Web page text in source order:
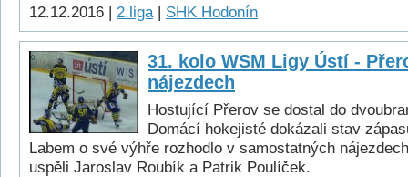
12.12.2016 | 2.liga| SHK Hodonín
31. kolo WSM Ligy Ústí -
nájezdech
Hostující Přerov se dostal do
Domácí hokejisté dokázali stav
Labem o své výhře rozhodlo v samostatných
uspěli Jaroslav Roubík a Patrik Poulíček.